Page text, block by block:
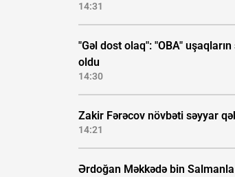
14:31
"Gəl dost olaq": "OBA"
oldu
14:30
Zakir Fərəcov növbəti səyyar
14:21
Ərdoğan Məkkədə bin